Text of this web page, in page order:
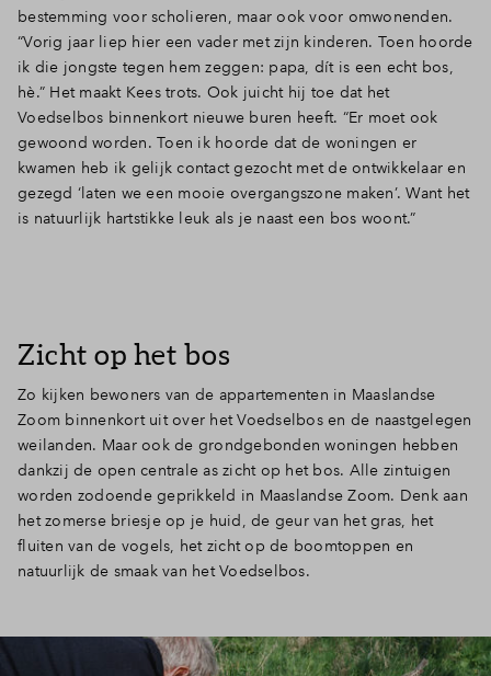
bestemming voor scholieren, maar ook voor omwonenden.
“Vorig jaar liep hier een vader met zijn kinderen. Toen hoorde
ik die jongste tegen hem zeggen: papa, dít is een echt bos,
hè.” Het maakt Kees trots. Ook juicht hij toe dat het
Voedselbos binnenkort nieuwe buren heeft. “Er moet ook
gewoond worden. Toen ik hoorde dat de woningen er
kwamen heb ik gelijk contact gezocht met de ontwikkelaar en
gezegd ‘laten we een mooie overgangszone maken’. Want het
is natuurlijk hartstikke leuk als je naast een bos woont.”
Zicht op het bos
Zo kijken bewoners van de appartementen in Maaslandse
Zoom binnenkort uit over het Voedselbos en de naastgelegen
weilanden. Maar ook de grondgebonden woningen hebben
dankzij de open centrale as zicht op het bos. Alle zintuigen
worden zodoende geprikkeld in Maaslandse Zoom. Denk aan
het zomerse briesje op je huid, de geur van het gras, het
fluiten van de vogels, het zicht op de boomtoppen en
natuurlijk de smaak van het Voedselbos.